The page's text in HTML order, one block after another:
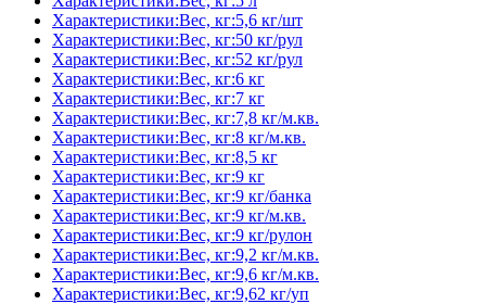
Характеристики:Вес, кг:5,6 кг/шт
Характеристики:Вес, кг:50 кг/рул
Характеристики:Вес, кг:52 кг/рул
Характеристики:Вес, кг:6 кг
Характеристики:Вес, кг:7 кг
Характеристики:Вес, кг:7,8 кг/м.кв.
Характеристики:Вес, кг:8 кг/м.кв.
Характеристики:Вес, кг:8,5 кг
Характеристики:Вес, кг:9 кг
Характеристики:Вес, кг:9 кг/банка
Характеристики:Вес, кг:9 кг/м.кв.
Характеристики:Вес, кг:9 кг/рулон
Характеристики:Вес, кг:9,2 кг/м.кв.
Характеристики:Вес, кг:9,6 кг/м.кв.
Характеристики:Вес, кг:9,62 кг/уп